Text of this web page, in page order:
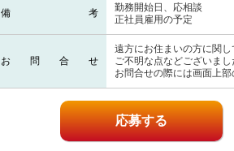
備考
勤務開始日、応相談
正社員雇用の予定
お問合せ
遠方にお住まいの方に関
ご不明な点などございまし
お問合せの際には画面上部
応募する